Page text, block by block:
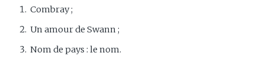
Combray ;
Un amour de Swann ;
Nom de pays : le nom.